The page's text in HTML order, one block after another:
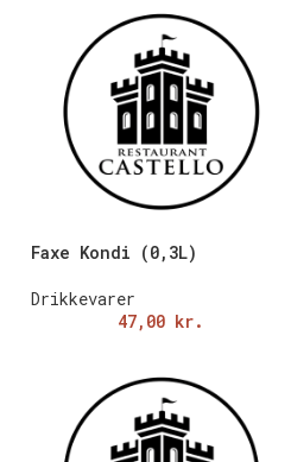
Faxe Kondi (0,3L)
Drikkevarer
47,00 kr.